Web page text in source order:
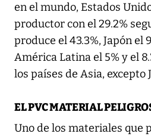
en el mundo, Estados
productor con el 29.2%
produce el 43.3%, Japón el
América Latina el 5% y el
los países de Asia, excepto
EL PVC MATERIAL
Uno de los materiales que